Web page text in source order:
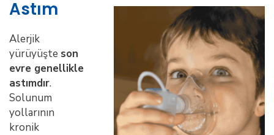
Astım
Alerjik
yürüyüşte son
evre genellikle
astımdır.
Solunum
yollarının
kronik